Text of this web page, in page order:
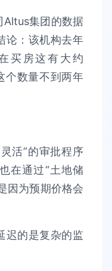
Altus集团的数据
论：该机构去年
买房这有大约
个数量不到两年
活”的审批程序
在通过“土地储
因为预期价格会
迟的是复杂的监